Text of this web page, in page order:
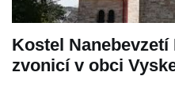
Kostel Nanebevzetí
zvonicí v obci